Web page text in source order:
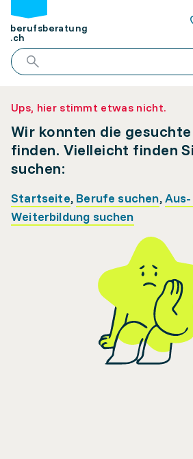
berufsberatung
.ch
Ups, hier stimmt etwas nicht.
Wir konnten die
finden. Vielleicht finden
suchen:
Startseite, Berufe suchen,
Weiterbildung suchen